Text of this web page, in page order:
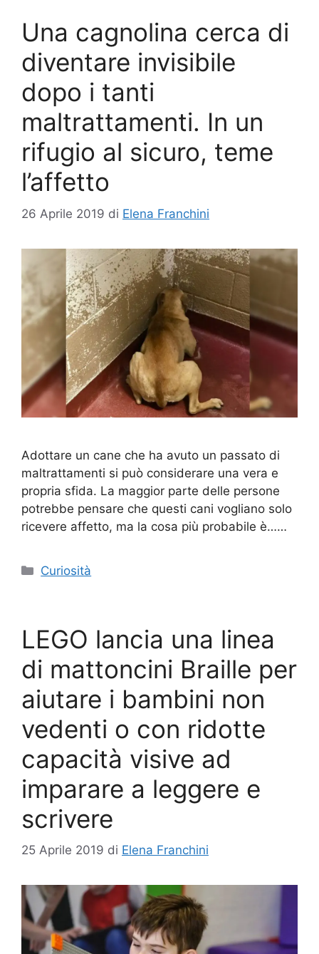
Una cagnolina cerca di
diventare invisibile
dopo i tanti
maltrattamenti. In un
rifugio al sicuro, teme
l’affetto
26 Aprile 2019 di Elena Franchini
Adottare un cane che ha avuto un passato di
maltrattamenti si può considerare una vera e
propria sfida. La maggior parte delle persone
potrebbe pensare che questi cani vogliano solo
ricevere affetto, ma la cosa più probabile è……
Categorie
Curiosità
LEGO lancia una linea
di mattoncini Braille per
aiutare i bambini non
vedenti o con ridotte
capacità visive ad
imparare a leggere e
scrivere
25 Aprile 2019 di Elena Franchini